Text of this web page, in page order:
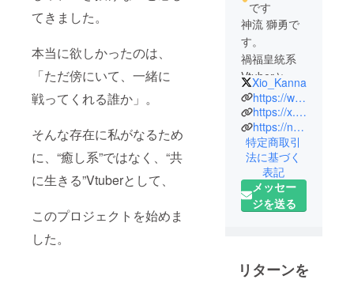
てきました。
本当に欲しかったのは、
「ただ傍にいて、一緒に
戦ってくれる誰か」。
そんな存在に私がなるため
に、“癒し系”ではなく、“共
に生きる”Vtuberとして、
このプロジェクトを始めま
した。
です
神流 獅勇で
す。
禍福皇統系
Vtuberとし
て活動(準備
中)です。
Xio_Kanna
https://www.youtube.com/@Xio-Kanna_Official
https://x.com/Xio_Kanna
https://note.com/xio_kanna
特定商取引
法に基づく
表記
メッセー
ジを送る
リターンを